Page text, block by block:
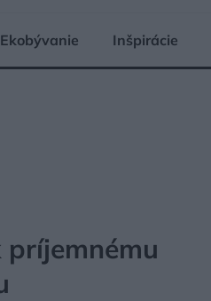
Ekobývanie Inšpirácie
príjemnému